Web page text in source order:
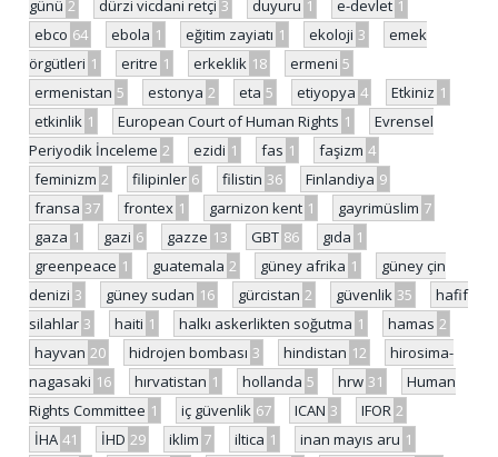
günü 2 dürzi vicdani retçi 3 duyuru 1 e-devlet 1
ebco 64 ebola 1 eğitim zayiatı 1 ekoloji 3
emek
örgütleri 1 eritre 1 erkeklik 18 ermeni 5
ermenistan 5 estonya 2 eta 5 etiyopya 4 Etkiniz 1
etkinlik 1 European Court of Human Rights 1
Evrensel
Periyodik İnceleme 2 ezidi 1 fas 1 faşizm 4
feminizm 2 filipinler 6 filistin 36 Finlandiya 9
fransa 37 frontex 1 garnizon kent 1 gayrimüslim 7
gaza 1 gazi 6 gazze 13 GBT 86 gıda 1
greenpeace 1 guatemala 2 güney afrika 1
güney çin
denizi 3 güney sudan 16 gürcistan 2 güvenlik 35
hafif
silahlar 3 haiti 1 halkı askerlikten soğutma 1 hamas 2
hayvan 20 hidrojen bombası 3 hindistan 12
hirosima-
nagasaki 16 hırvatistan 1 hollanda 5 hrw 31
Human
Rights Committee 1 iç güvenlik 67 ICAN 3 IFOR 2
İHA 41 İHD 29 iklim 7 iltica 1 inan mayıs aru 1